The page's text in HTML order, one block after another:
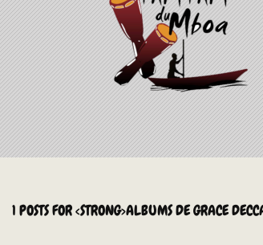
1 POSTS FOR <STRONG>ALBUMS DE GRACE